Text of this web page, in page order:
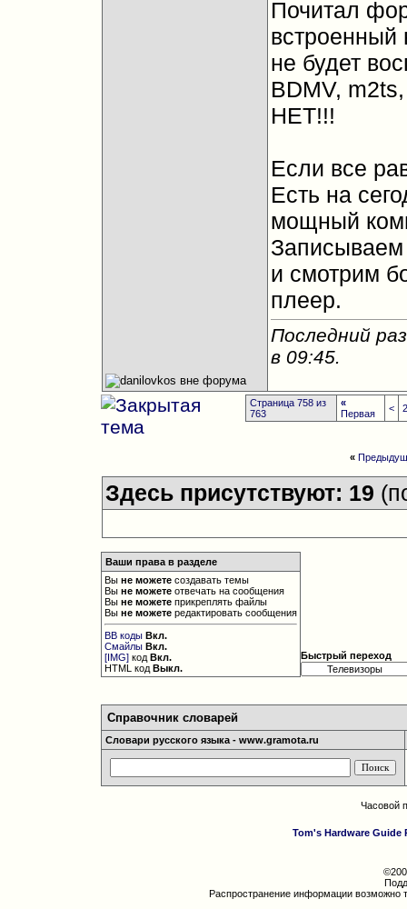
Почитал
встроенный
не будет
BDMV,
НЕТ!!!
Если все
Есть на
мощный
Записываем
и смотрим
плеер.
Последний
в 09:45.
Страница 758 из
763
«
Первая
<
«
Здесь присутствуют: 19
Ваши права в разделе
Выне можете создавать темы
Выне можете отвечать на сообщения
Выне можете прикреплять файлы
Выне можете редактировать сообщения
BB коды Вкл.
Смайлы Вкл.
[IMG] кодВкл.
HTML кодВыкл.
Быстрый переход
Справочник словарей
Словари русского языка - www.gramota.ru
Часовой
Tom's Hardware Guide
Распространение информации возможно